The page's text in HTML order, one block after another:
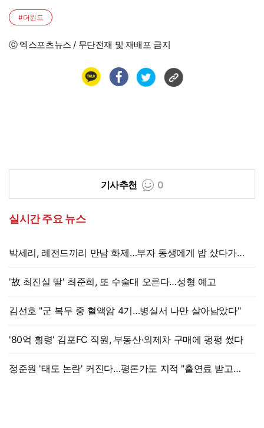
사
#더윈드
ⓒ 엑스포츠뉴스 / 무단전재 및 재배포 금지
기사추천 0
실시간 주요 뉴스
박세리, 레전드끼리 만남 화제…부자 동생에게 밥 샀다가
'반전'
'故 최진실 딸' 최준희, 또 수술대 오른다…성형 예고
김선호 "군 복무 중 혈액암 4기…병실서 나만 살아남았다"
'80억 횡령' 김포FC 직원, 부동산·외제차 구매에 펑펑 썼다
정준원 '태도 논란' 커진다…평론가도 지적 "출연료 받고